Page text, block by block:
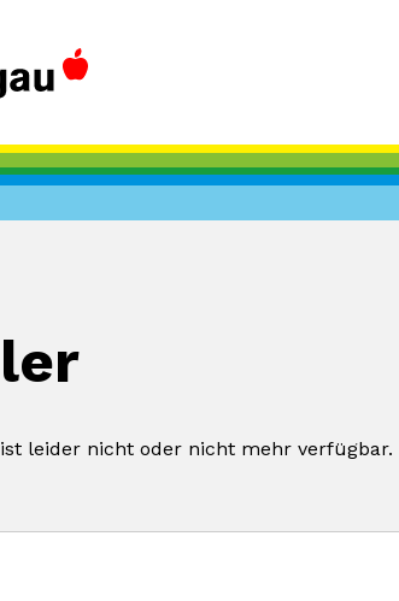
leider nicht oder nicht mehr verfügbar.